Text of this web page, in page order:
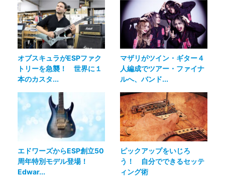
オブスキュラがESPファク
トリーを急襲！ 世界に１
本のカスタ...
マザリがツイン・ギター４
人編成でツアー・ファイナ
ルへ、バンド...
エドワーズからESP創立50
周年特別モデル登場！
Edwar...
ピックアップをいじろ
う！ 自分でできるセッテ
ィング術